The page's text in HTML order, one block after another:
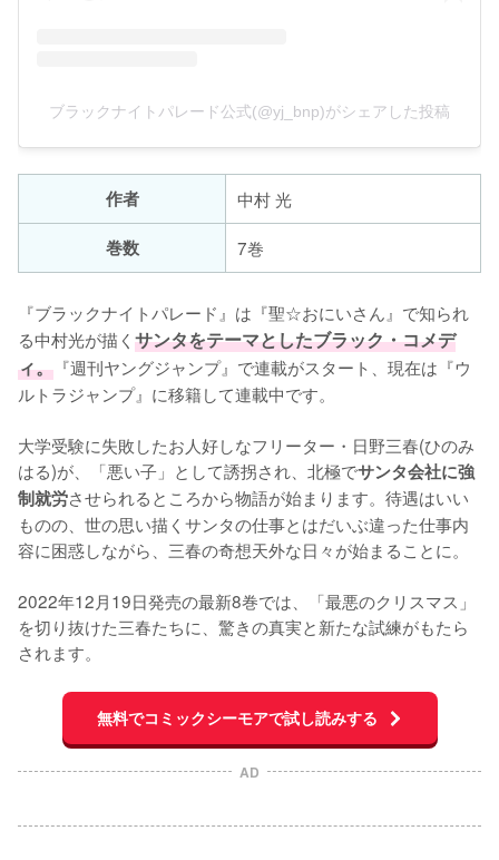
ブラックナイトパレード公式(@yj_bnp)がシェアした投稿
作者
中村 光
巻数
7巻
『ブラックナイトパレード』は『聖☆おにいさん』で知られ
る中村光が描く サンタをテーマとしたブラック・コメデ
ィ。 『週刊ヤングジャンプ』で連載がスタート、現在は『ウ
ルトラジャンプ』に移籍して連載中です。
大学受験に失敗したお人好しなフリーター・日野三春(ひのみ
はる)が、「悪い子」として誘拐され、北極でサンタ会社に強
制就労させられるところから物語が始まります。待遇はいい
ものの、世の思い描くサンタの仕事とはだいぶ違った仕事内
容に困惑しながら、三春の奇想天外な日々が始まることに。
2022年12月19日発売の最新8巻では、「最悪のクリスマス」
を切り抜けた三春たちに、驚きの真実と新たな試練がもたら
されます。
無料でコミックシーモアで試し読みする
AD